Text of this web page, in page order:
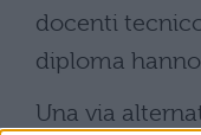
docenti
diploma
Una via